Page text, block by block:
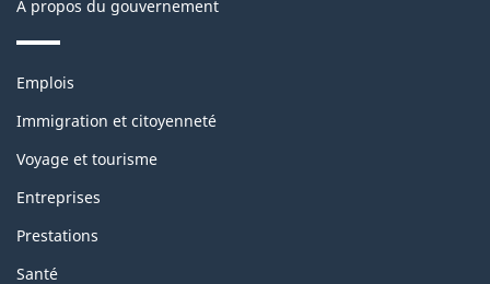
À propos du gouvernement
Thèmes
sujets
Emplois
Immigration et citoyenneté
Voyage et tourisme
Entreprises
Prestations
Santé